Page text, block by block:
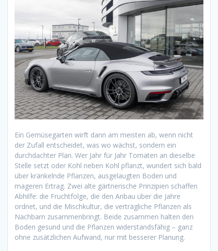
Ein Gemüsegarten wirft dann am meisten ab, wenn nicht
der Zufall entscheidet, was wo wächst, sondern ein
durchdachter Plan. Wer Jahr für Jahr Tomaten an dieselbe
Stelle setzt oder Kohl neben Kohl pflanzt, wundert sich bald
über kränkelnde Pflanzen, ausgelaugten Boden und
mageren Ertrag. Zwei alte gärtnerische Prinzipien schaffen
Abhilfe: die Fruchtfolge, die den Anbau über die Jahre
ordnet, und die Mischkultur, die verträgliche Pflanzen als
Nachbarn zusammenbringt. Beide zusammen halten den
Boden gesund und die Pflanzen widerstandsfähig – ganz
ohne zusätzlichen Aufwand, nur mit besserer Planung.